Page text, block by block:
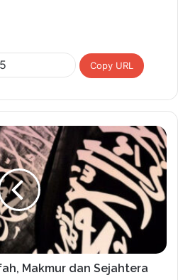
Copy URL
Makmur dan Sejahtera